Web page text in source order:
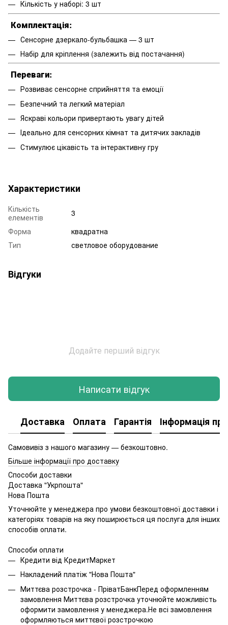
Кількість у наборі: 3 шт
Комплектація:
Сенсорне дзеркало-бульбашка — 3 шт
Набір для кріплення (залежить від постачання)
Переваги:
Розвиває сенсорне сприйняття та емоції
Безпечний та легкий матеріал
Яскраві кольори привертають увагу дітей
Ідеально для сенсорних кімнат та дитячих закладів
Стимулює цікавість та інтерактивну гру
Характеристики
Кількість
елементів
3
Форма
квадратна
Тип
светловое оборудование
Відгуки
Додайте перший відгук
Написати відгук
Доставка Оплата Гарантія Інформація
Самовивіз з нашого магазину — безкоштовно.
Більше інформації про доставку
Способи доставки
Доставка "Укрпошта"
Нова Пошта
Уточнюйте у менеджера про умови безкоштовної доставки і
категоріях товарів на яку поширюється ця послуга для інших
способів оплати.
Способи оплати
Кредити від КредитМаркет
Накладений платіж "Нова Пошта"
Миттєва розстрочка - ПріватБанкПеред оформленням
замовлення Миттєва розстрочка уточнюйте можливість
оформити замовлення у менеджера.Не всі замовлення
оформляються миттєвої розстрочкою